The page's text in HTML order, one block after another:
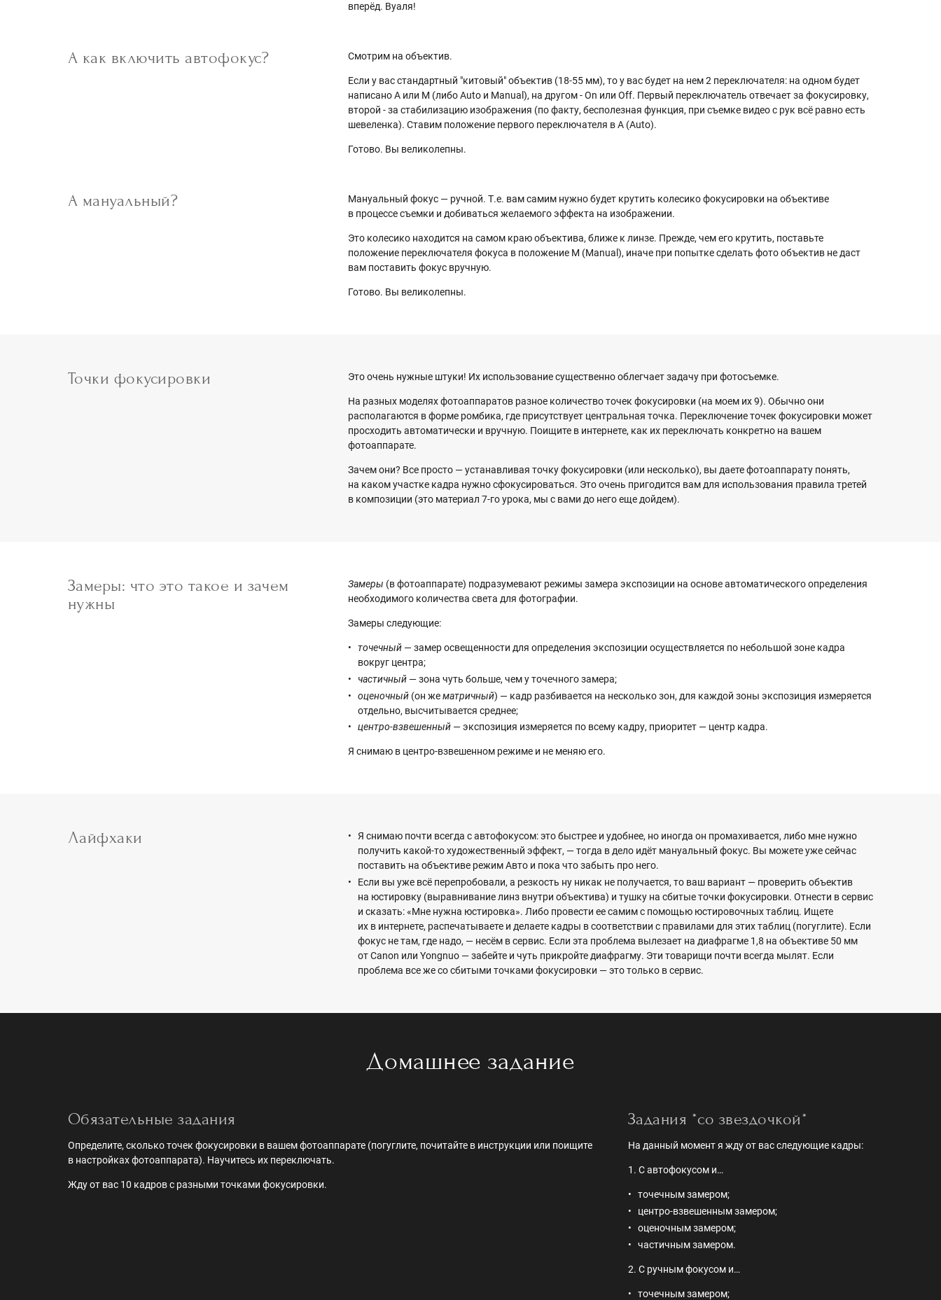
вперёд. Вуаля!
А как включить автофокус? Смотрим на объектив.
Если у вас стандартный "китовый" объектив (18-55 мм), то у вас будет на нем 2 переключателя: на одном будет
написано А или М (либо Auto и Manual), на другом - On или Off. Первый переключатель отвечает за фокусировку,
второй - за стабилизацию изображения (по факту, бесполезная функция, при съемке видео с рук всё равно есть
шевеленка). Ставим положение первого переключателя в А (Auto).
Готово. Вы великолепны.
А мануальный?
Мануальный фокус — ручной. Т.е. вам самим нужно будет крутить колесико фокусировки на объективе
в процессе съемки и добиваться желаемого эффекта на изображении.
Это колесико находится на самом краю объектива, ближе к линзе. Прежде, чем его крутить, поставьте
положение переключателя фокуса в положение М (Manual), иначе при попытке сделать фото объектив не даст
вам поставить фокус вручную.
Готово. Вы великолепны.
Точки фокусировки Это очень нужные штуки! Их использование существенно облегчает задачу при фотосъемке.
На разных моделях фотоаппаратов разное количество точек фокусировки (на моем их 9). Обычно они
располагаются в форме ромбика, где присутствует центральная точка. Переключение точек фокусировки может
просходить автоматически и вручную. Поищите в интернете, как их переключать конкретно на вашем
фотоаппарате.
Зачем они? Все просто — устанавливая точку фокусировки (или несколько), вы даете фотоаппарату понять,
на каком участке кадра нужно сфокусироваться. Это очень пригодится вам для использования правила третей
в композиции (это материал 7-го урока, мы с вами до него еще дойдем).
Замеры: что это такое и зачем
нужны
Замеры (в фотоаппарате) подразумевают режимы замера экспозиции на основе автоматического определения
необходимого количества света для фотографии.
Замеры следующие:
точечный — замер освещенности для определения экспозиции осуществляется по небольшой зоне кадра
вокруг центра;
частичный — зона чуть больше, чем у точечного замера;
оценочный (он жематричный) — кадр разбивается на несколько зон, для каждой зоны экспозиция измеряется
отдельно, высчитывается среднее;
центро-взвешенный — экспозиция измеряется по всему кадру, приоритет — центр кадра.
Я снимаю в центро-взвешенном режиме и не меняю его.
Лайфхаки
Я снимаю почти всегда с автофокусом: это быстрее и удобнее, но иногда он промахивается, либо мне нужно
получить какой-то художественный эффект, — тогда в дело идёт мануальный фокус. Вы можете уже сейчас
поставить на объективе режим Авто и пока что забыть про него.
Если вы уже всё перепробовали, а резкость ну никак не получается, то ваш вариант — проверить объектив
на юстировку (выравнивание линз внутри объектива) и тушку на сбитые точки фокусировки. Отнести в сервис
и сказать: «Мне нужна юстировка». Либо провести ее самим с помощью юстировочных таблиц. Ищете
их в интернете, распечатываете и делаете кадры в соответствии с правилами для этих таблиц (погуглите). Если
фокус не там, где надо, — несём в сервис. Если эта проблема вылезает на диафрагме 1,8 на объективе 50 мм
от Canon или Yongnuo — забейте и чуть прикройте диафрагму. Эти товарищи почти всегда мылят. Если
проблема все же со сбитыми точками фокусировки — это только в сервис.
Домашнее задание
Обязательные задания
Определите, сколько точек фокусировки в вашем фотоаппарате (погуглите, почитайте в инструкции или поищите
в настройках фотоаппарата). Научитесь их переключать.
Жду от вас 10 кадров с разными точками фокусировки.
Задания *со звездочкой*
На данный момент я жду от вас следующие кадры:
1. С автофокусом и…
точечным замером;
центро-взвешенным замером;
оценочным замером;
частичным замером.
2. С ручным фокусом и…
точечным замером;